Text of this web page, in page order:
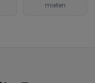
mieten